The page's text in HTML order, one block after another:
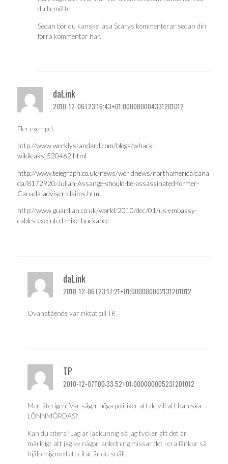
du bemötte.
Sedan bör du kanske läsa Scarys kommenterar sedan din
förra kommentar här.
daLink
2010-12-06T23:16:43+01:000000004331201012
Fler exempel:
http://www.weeklystandard.com/blogs/whack-
wikileaks_520462.html
http://www.telegraph.co.uk/news/worldnews/northamerica/cana
da/8172920/Julian-Assange-should-be-assassinated-former-
Canada-adviser-claims.html
http://www.guardian.co.uk/world/2010/dec/01/us-embassy-
cables-executed-mike-huckabee
daLink
2010-12-06T23:17:21+01:000000002131201012
Ovanstående var riktat till TP.
TP
2010-12-07T00:33:52+01:000000005231201012
Men återigen. Var säger höga politiker att de vill att han ska
LÖNNMÖRDAS?
Kan du citera? Jag är läskunnig så jag tycker att det är
märkligt att jag av någon anledning missar det i era länkar så
hjälp mig med ett citat är du snäll.